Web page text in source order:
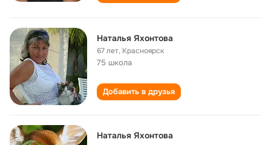
Наталья Яхонтова
67 лет, Красноярск
75 школа
Добавить в друзья
Наталья Яхонтова